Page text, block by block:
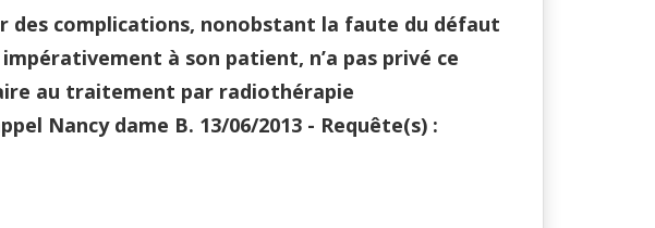
des complications, nonobstant la faute du défaut
à son patient, n’a pas privé ce
au traitement par radiothérapie
Nancy dame B. 13/06/2013 - Requête(s) :